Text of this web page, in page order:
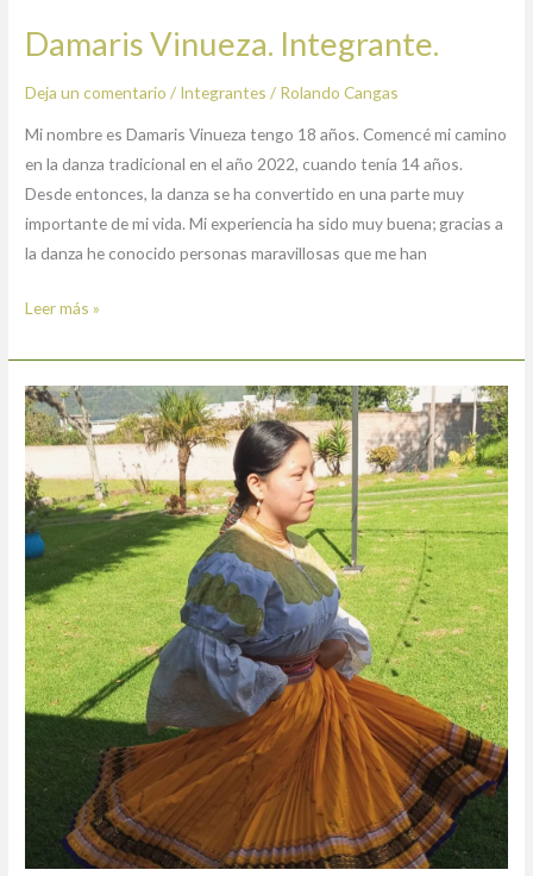
Damaris Vinueza. Integrante.
Deja un comentario / Integrantes / Rolando Cangas
Mi nombre es Damaris Vinueza tengo 18 años. Comencé mi camino
en la danza tradicional en el año 2022, cuando tenía 14 años.
Desde entonces, la danza se ha convertido en una parte muy
importante de mi vida. Mi experiencia ha sido muy buena; gracias a
la danza he conocido personas maravillosas que me han
Leer más »
Andrea
Mishell
Mugmal.
Integrante.